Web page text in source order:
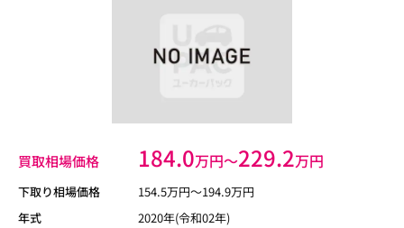
買取相場価格 184.0万円〜229.2万円
下取り相場価格 154.5万円〜194.9万円
年式
2020年(令和02年)